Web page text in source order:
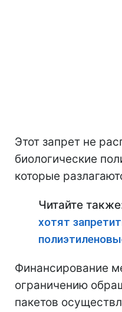
Этот запрет не
биологические
которые
Читайте
хотят
Финансирование
ограничению
пакетов